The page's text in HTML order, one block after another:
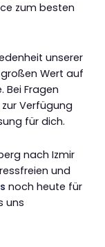
zum besten
unserer
Wert auf
Bei Fragen
Verfügung
für dich.
nach Izmir
und
noch heute für
uns